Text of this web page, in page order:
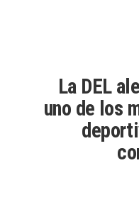
La DEL
uno de los